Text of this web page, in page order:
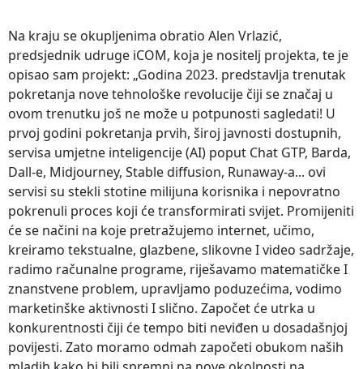
Na kraju se okupljenima obratio Alen Vrlazić,
predsjednik udruge iCOM, koja je nositelj projekta, te je
opisao sam projekt: „Godina 2023. predstavlja trenutak
pokretanja nove tehnološke revolucije čiji se značaj u
ovom trenutku još ne može u potpunosti sagledati! U
prvoj godini pokretanja prvih, široj javnosti dostupnih,
servisa umjetne inteligencije (AI) poput Chat GTP, Barda,
Dall-e, Midjourney, Stable diffusion, Runaway-a... ovi
servisi su stekli stotine milijuna korisnika i nepovratno
pokrenuli proces koji će transformirati svijet. Promijeniti
će se načini na koje pretražujemo internet, učimo,
kreiramo tekstualne, glazbene, slikovne I video sadržaje,
radimo računalne programe, riješavamo matematičke I
znanstvene problem, upravljamo poduzećima, vodimo
marketinške aktivnosti I slično. Započet će utrka u
konkurentnosti čiji će tempo biti neviđen u dosadašnjoj
povijesti. Zato moramo odmah započeti obukom naših